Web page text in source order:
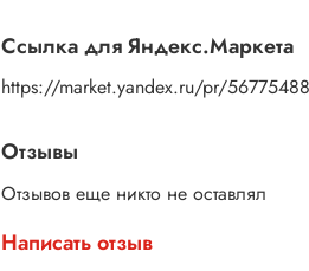
Ссылка для Яндекс.Маркета
https://market.yandex.ru/pr/
Отзывы
Отзывов еще никто не оставлял
Написать отзыв